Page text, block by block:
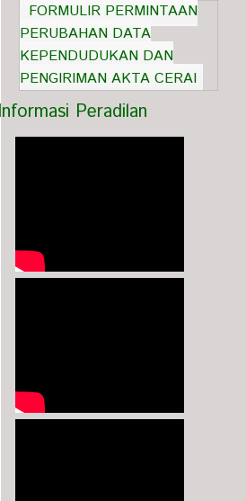
FORMULIR PERMINTAAN
PERUBAHAN DATA
KEPENDUDUKAN DAN
PENGIRIMAN AKTA CERAI
Peradilan